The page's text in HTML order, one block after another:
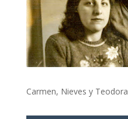
Carmen, Nieves y Teodora